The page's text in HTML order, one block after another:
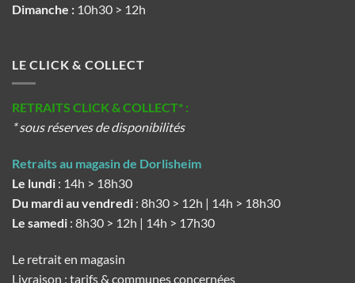
Dimanche : 10h30 > 12h
LE CLICK & COLLECT
RETRAITS CLICK & COLLECT* :
* sous réserves de disponibilités
Retraits au magasin de Dorlisheim
Le lundi : 14h > 18h30
Du mardi au vendredi : 8h30 > 12h | 14h > 18h30
Le samedi : 8h30 > 12h | 14h > 17h30
Le retrait en magasin
Livraison : tarifs & communes concernées